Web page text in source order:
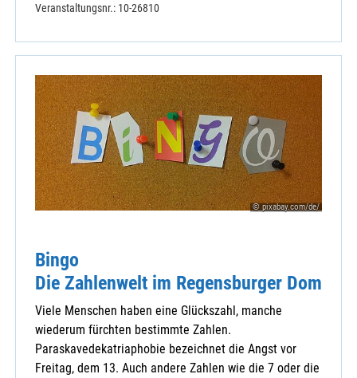
Veranstaltungsnr.: 10-26810
© pixabay.com/de/
Bingo
Die Zahlenwelt im Regensburger Dom
Viele Menschen haben eine Glückszahl, manche
wiederum fürchten bestimmte Zahlen.
Paraskavedekatriaphobie bezeichnet die Angst vor
Freitag, dem 13. Auch andere Zahlen wie die 7 oder die